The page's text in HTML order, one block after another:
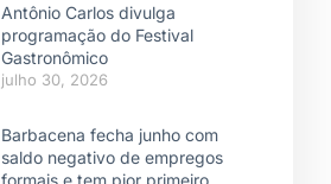
Antônio Carlos divulga
programação do Festival
Gastronômico
julho 30, 2026
Barbacena fecha junho com
saldo negativo de empregos
formais e tem pior primeiro